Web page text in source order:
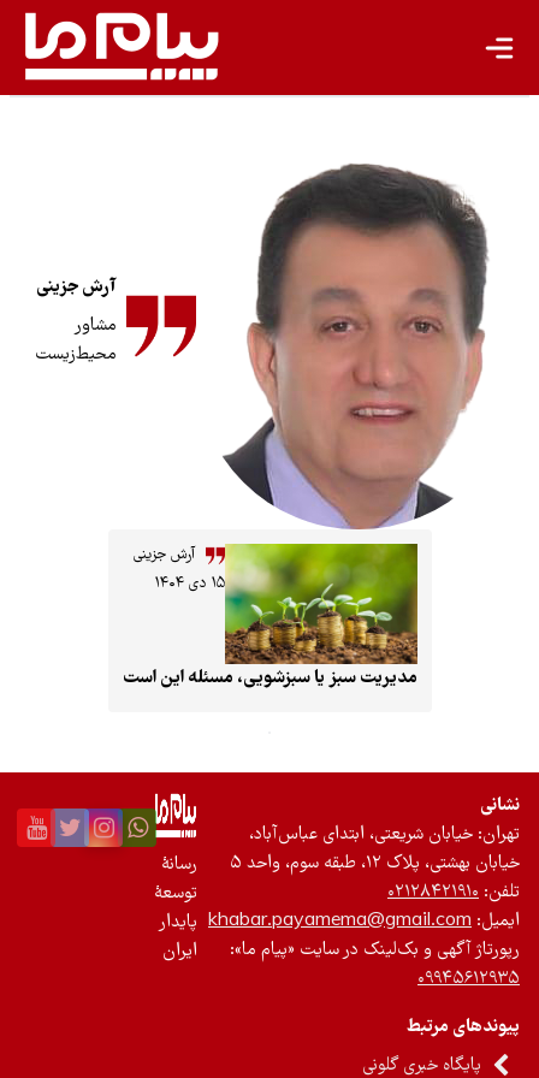
اقتصاد سبز
معیشت پایدار
مسئولیت اجتماعی شرکت‌ها
بیشتر
سبک زندگی
جهان پژوهش
یادداشت
تجدیدپذیر
باشگاه نویسندگان
آرش جزینی
مشاور
محیط‌زیست
آرش جزینی
۱۵ دی ۱۴۰۴
مدیریت سبز یا سبزشویی، مسئله این است
نشانی
تهران: خیابان شریعتی، ابتدای عباس‌آباد،
خیابان بهشتی، پلاک ۱۲، طبقه سوم، واحد ۵
تلفن: ۰۲۱۲۸۴۲۱۹۱۰
ایمیل: khabar.payamema@gmail.com
رپورتاژ آگهی و بک‌لینک در سایت «پیام ما»:
۰۹۹۴۵۶۱۲۹۳۵
پیوندهای مرتبط
پایگاه خبری گلونی
رسانۀ
توسعۀ
پایدار
ایران